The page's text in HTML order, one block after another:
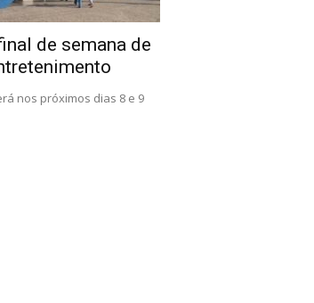
de semana de
nos próximos dias 8 e 9